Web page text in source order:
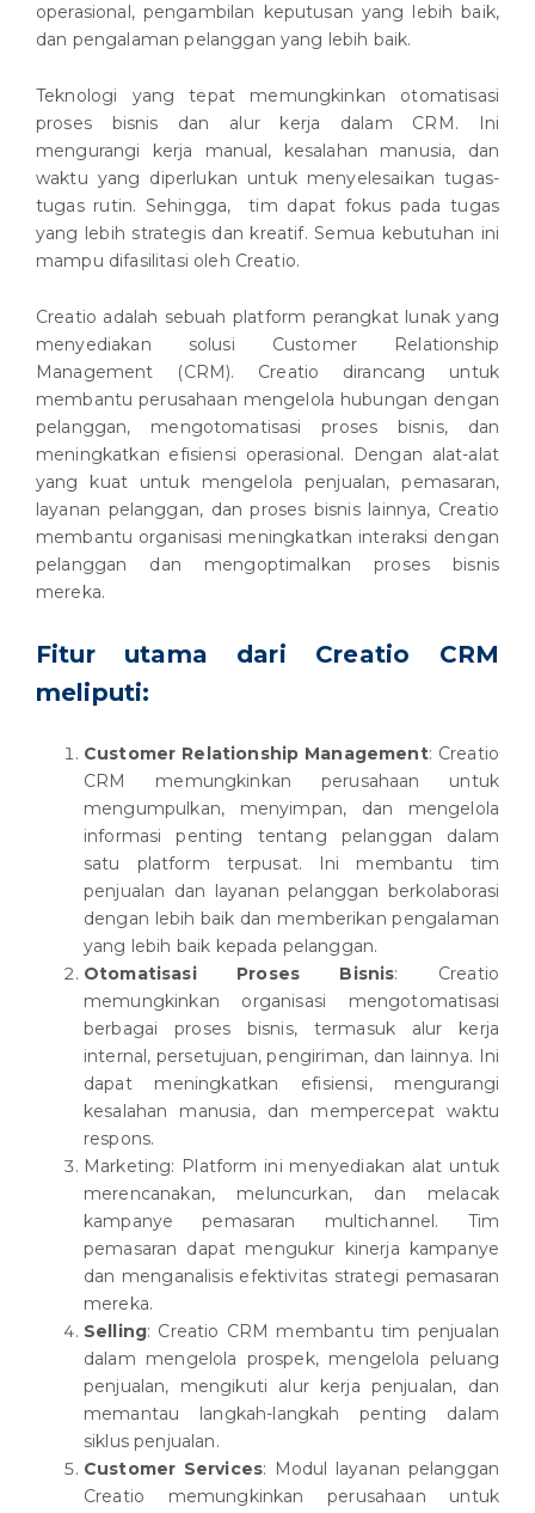
operasional, pengambilan keputusan yang lebih baik,
dan pengalaman pelanggan yang lebih baik.
Teknologi yang tepat memungkinkan otomatisasi
proses bisnis dan alur kerja dalam CRM. Ini
mengurangi kerja manual, kesalahan manusia, dan
waktu yang diperlukan untuk menyelesaikan tugas-
tugas rutin. Sehingga, tim dapat fokus pada tugas
yang lebih strategis dan kreatif. Semua kebutuhan ini
mampu difasilitasi oleh Creatio.
Creatio adalah sebuah platform perangkat lunak yang
menyediakan solusi Customer Relationship
Management (CRM). Creatio dirancang untuk
membantu perusahaan mengelola hubungan dengan
pelanggan, mengotomatisasi proses bisnis, dan
meningkatkan efisiensi operasional. Dengan alat-alat
yang kuat untuk mengelola penjualan, pemasaran,
layanan pelanggan, dan proses bisnis lainnya, Creatio
membantu organisasi meningkatkan interaksi dengan
pelanggan dan mengoptimalkan proses bisnis
mereka.
Fitur utama dari Creatio CRM
meliputi:
Customer Relationship Management: Creatio
CRM memungkinkan perusahaan untuk
mengumpulkan, menyimpan, dan mengelola
informasi penting tentang pelanggan dalam
satu platform terpusat. Ini membantu tim
penjualan dan layanan pelanggan berkolaborasi
dengan lebih baik dan memberikan pengalaman
yang lebih baik kepada pelanggan.
Otomatisasi Proses Bisnis: Creatio
memungkinkan organisasi mengotomatisasi
berbagai proses bisnis, termasuk alur kerja
internal, persetujuan, pengiriman, dan lainnya. Ini
dapat meningkatkan efisiensi, mengurangi
kesalahan manusia, dan mempercepat waktu
respons.
Marketing: Platform ini menyediakan alat untuk
merencanakan, meluncurkan, dan melacak
kampanye pemasaran multichannel. Tim
pemasaran dapat mengukur kinerja kampanye
dan menganalisis efektivitas strategi pemasaran
mereka.
Selling: Creatio CRM membantu tim penjualan
dalam mengelola prospek, mengelola peluang
penjualan, mengikuti alur kerja penjualan, dan
memantau langkah-langkah penting dalam
siklus penjualan.
Customer Services: Modul layanan pelanggan
Creatio memungkinkan perusahaan untuk